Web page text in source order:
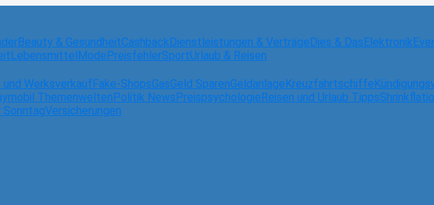
Beauty & GesundheitCashbackDienstleistungen & VerträgeDies & DasElektronik
LebensmittelModePreisfehlerSportUrlaub & Reisen
und WerksverkaufFake-ShopsGasGeld SparenGeldanlageKreuzfahrtschiffe
ThemenweltenPolitik NewsPreispsychologieReisen und Urlaub Tipps
Versicherungen